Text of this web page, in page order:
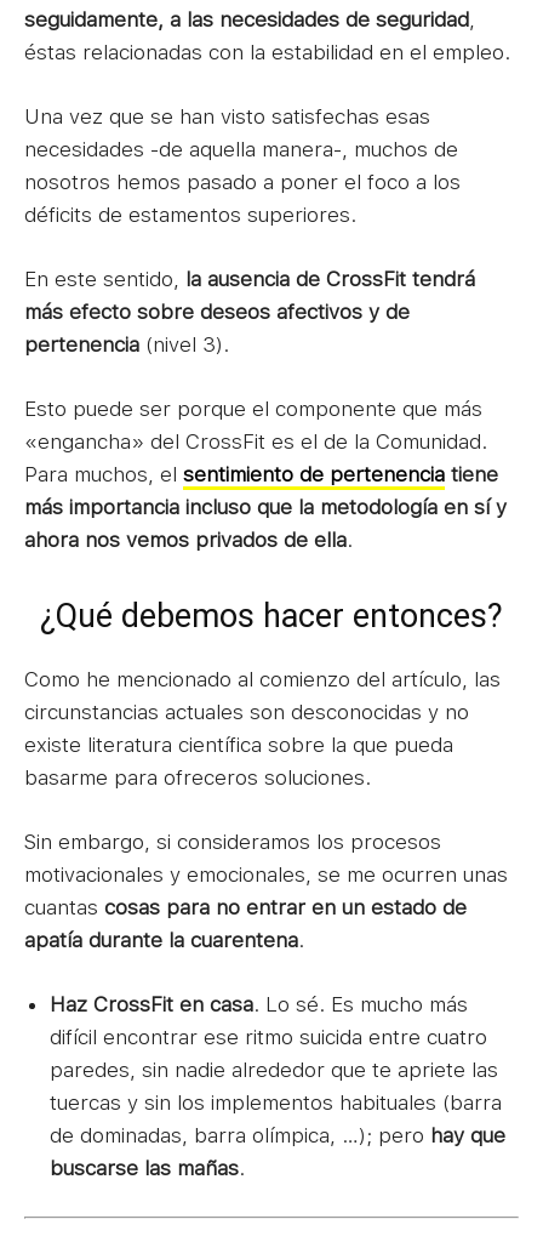
seguidamente, a las necesidades de seguridad
éstas relacionadas con la estabilidad en el empleo.
Una vez que se han visto satisfechas esas
necesidades -de aquella manera-, muchos de
nosotros hemos pasado a poner el foco a los
déficits de estamentos superiores.
En este sentido, la ausencia de CrossFit tendrá
más efecto sobre deseos afectivos y de
pertenencia (nivel 3).
Esto puede ser porque el componente que más
«engancha» del CrossFit es el de la Comunidad.
Para muchos, el sentimiento de pertenencia tiene
más importancia incluso que la metodología en sí y
ahora nos vemos privados de ella.
¿Qué debemos hacer entonces?
Como he mencionado al comienzo del artículo, las
circunstancias actuales son desconocidas y no
existe literatura científica sobre la que pueda
basarme para ofreceros soluciones.
Sin embargo, si consideramos los procesos
motivacionales y emocionales, se me ocurren unas
cuantas cosas para no entrar en un estado de
apatía durante la cuarentena.
Haz CrossFit en casa. Lo sé. Es mucho más
difícil encontrar ese ritmo suicida entre cuatro
paredes, sin nadie alrededor que te apriete las
tuercas y sin los implementos habituales (barra
de dominadas, barra olímpica, …); pero hay que
buscarse las mañas.